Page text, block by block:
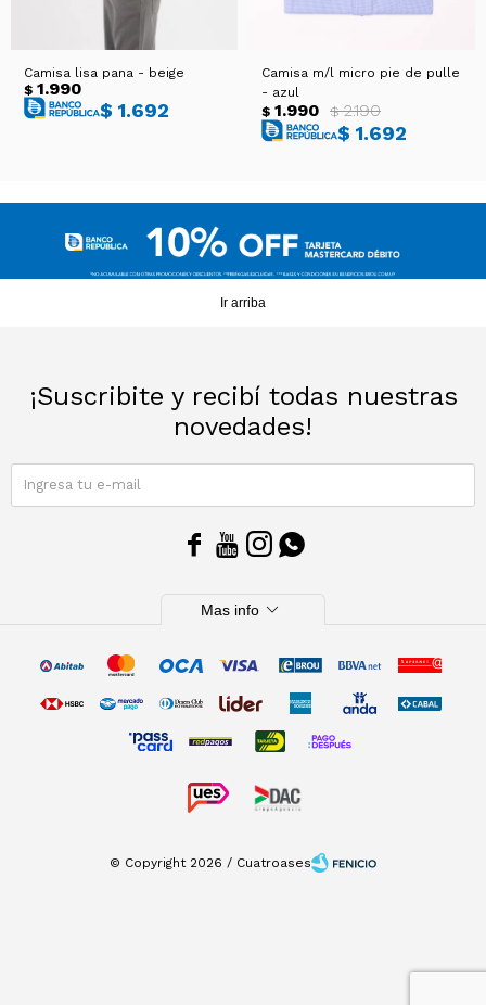
Camisa lisa pana - beige
$ 1.990
$ 1.692
Camisa m/l micro pie de pulle
- azul
$ 1.990 $ 2.190
$ 1.692
Ir arriba
¡Suscribite y recibí todas nuestras
novedades!
   
Mas info expand_more
© Copyright 2026 / Cuatroases